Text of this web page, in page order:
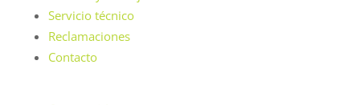
Servicio técnico
Reclamaciones
Contacto